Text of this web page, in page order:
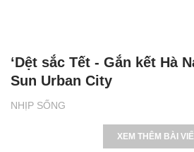
NHỊP SỐNG
‘Dệt sắc Tết - Gắn kết Hà
Sun Urban City
XEM THÊM BÀI